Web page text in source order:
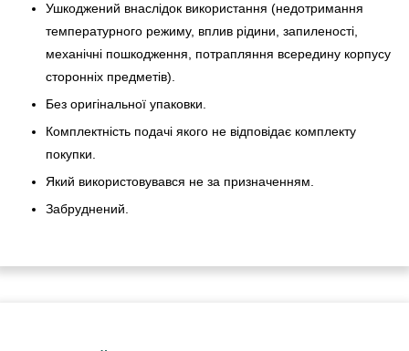
Ушкоджений внаслідок використання (недотримання
температурного режиму, вплив рідини, запиленості,
механічні пошкодження, потрапляння всередину корпусу
сторонніх предметів).
Без оригінальної упаковки.
Комплектність подачі якого не відповідає комплекту
покупки.
Який використовувався не за призначенням.
Забруднений.